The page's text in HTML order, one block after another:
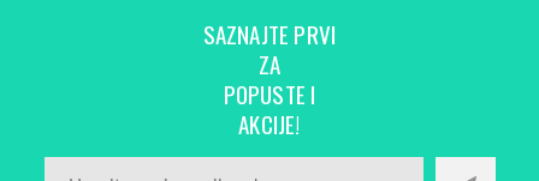
SAZNAJTE PRVI
ZA
POPUSTE I
AKCIJE!